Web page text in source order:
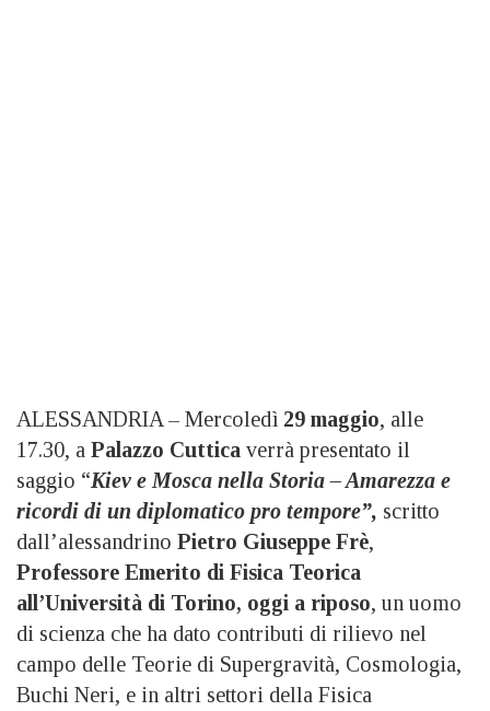
ALESSANDRIA – Mercoledì 29 maggio, alle
17.30, a Palazzo Cuttica verrà presentato il
saggio “Kiev e Mosca nella Storia – Amarezza e
ricordi di un diplomatico pro tempore”, scritto
dall’alessandrino Pietro Giuseppe Frè,
Professore Emerito di Fisica Teorica
all’Università di Torino, oggi a riposo, un uomo
di scienza che ha dato contributi di rilievo nel
campo delle Teorie di Supergravità, Cosmologia,
Buchi Neri, e in altri settori della Fisica